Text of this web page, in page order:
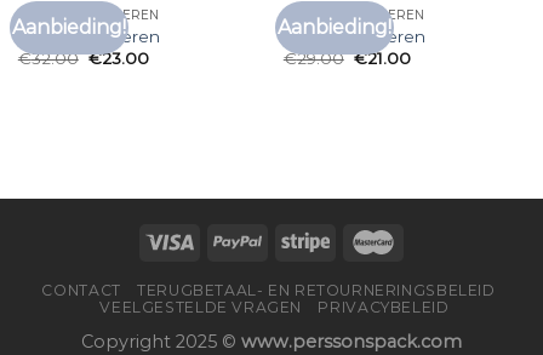
Aanbieding!
GEEL T SHIRT HEREN
geel t shirt heren
€32.00 €23.00
Aanbieding!
GEEL T SHIRT HEREN
geel t shirt heren
€29.00 €21.00
CONTACT
TERUGBETAAL- EN RETOURNERINGSBELEID
VEELGESTELDE VRAGEN
PRIVACYBELEID
Copyright 2025 © www.perssonspack.com